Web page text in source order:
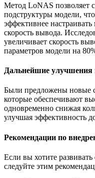
Метод LoNAS позволяет
подструктуры модели,
эффективнее
скорость вывода.
увеличивает скорость
параметров модели на
Дальнейшие улучшения
Были предложены новые
которые обеспечивают
одновременно снижая
улучшая эффективность
Рекомендации по
Если вы хотите
следуйте этим